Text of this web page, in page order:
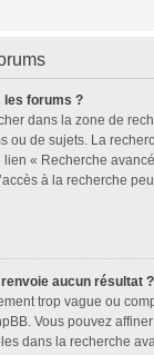
les forums ?
dans la zone de
ou de sujets. La
« Recherche
à la recherche
aucun résultat ?
trop vague ou
Vous pouvez
dans la recherche